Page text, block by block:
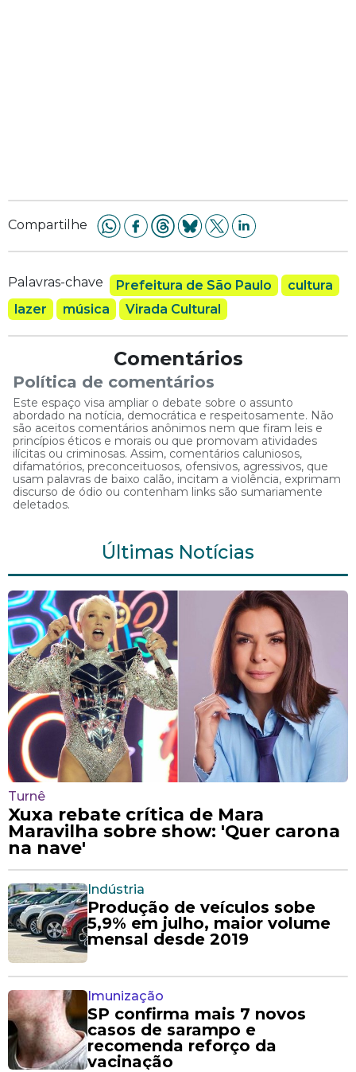
Compartilhe
Palavras-chave Prefeitura de São Paulo
cultura
lazer
música Virada Cultural
Comentários
Política de comentários
Este espaço visa ampliar o debate sobre o assunto
abordado na notícia, democrática e respeitosamente. Não
são aceitos comentários anônimos nem que firam leis e
princípios éticos e morais ou que promovam atividades
ilícitas ou criminosas. Assim, comentários caluniosos,
difamatórios, preconceituosos, ofensivos, agressivos, que
usam palavras de baixo calão, incitam a violência, exprimam
discurso de ódio ou contenham links são sumariamente
deletados.
Últimas Notícias
Turnê
Xuxa rebate crítica de Mara
Maravilha sobre show: 'Quer carona
na nave'
Indústria
Produção de veículos sobe
5,9% em julho, maior volume
mensal desde 2019
Imunização
SP confirma mais 7 novos
casos de sarampo e
recomenda reforço da
vacinação